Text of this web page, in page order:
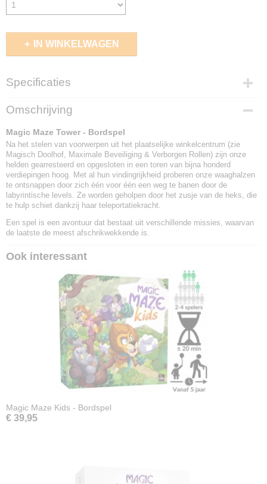
IN WINKELWAGEN
Specificaties
EAN code
5430003304464
Omschrijving
Magic Maze Tower - Bordspel
Na het stelen van voorwerpen uit het plaatselijke winkelcentrum (zie
Magisch Doolhof, Maximale Beveiliging & Verborgen Rollen) zijn onze
helden gearresteerd en opgesloten in een toren van bijna honderd
verdiepingen hoog. Met al hun vindingrijkheid proberen onze waaghalzen
te ontsnappen door zich één voor één een weg te banen door de
labyrintische levels. Ze worden geholpen door het zusje van de heks, die
te hulp schiet dankzij haar teleportatiekracht.
Een spel is een avontuur dat bestaat uit verschillende missies, waarvan
de laatste de meest afschrikwekkende is.
Ook interessant
Magic Maze Kids - Bordspel
€ 39,95